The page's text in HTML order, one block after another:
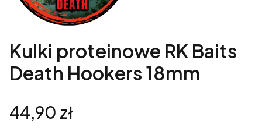
Kulki proteinowe RK Baits
Death Hookers 18mm
Cena
44,90 zł